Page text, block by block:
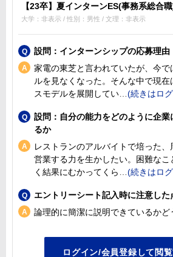
【23卒】夏インターンES(事務系総合
大学：非表示 / 性別：男性 / 文理：非表示
設問：インターンシップの応募理由
家電の東芝と言われていたが、今で
ルを見なくなった。そんな中で現
スモデルを展開してい
設問：自分の能力をどのように企業
るか
レストランのアルバイトで培った、
営業する力を生かしたい。困難な
く結果にむかってくら
エントリーシート記入時に注意した
論理的に簡潔に説明できているかど